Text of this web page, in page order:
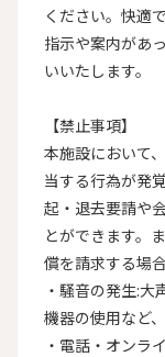
ください。快適
指示や案内があ
いいたします。
【禁止事項】
本施設において
当する行為が発
起・退去要請や
とができます。
償を請求する場
・騒音の発生:
機器の使用など
・電話・オンラ